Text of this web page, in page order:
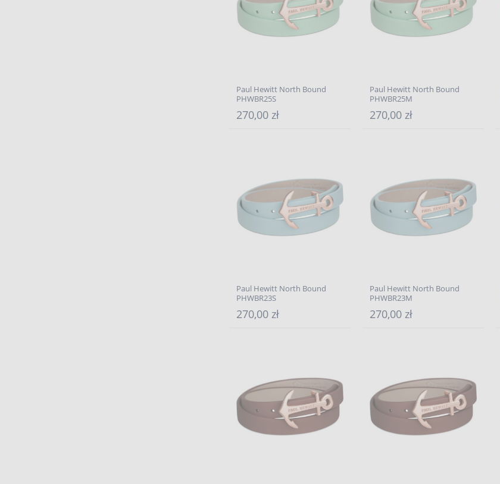
Paul Hewitt North Bound
PHWBR25S
270,00 zł
Paul Hewitt North Bound
PHWBR25M
270,00 zł
Paul Hewitt North Bound
PHWBR23S
270,00 zł
Paul Hewitt North Bound
PHWBR23M
270,00 zł